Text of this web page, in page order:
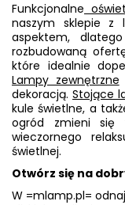
Funkcjonalne
naszym sklepie z
aspektem,
rozbudowaną
które idealnie
Lampy zewnętrzne
dekoracją. Stojące
kule świetlne, a
ogród zmieni się
wieczornego
świetlnej.
Otwórz się na
W =mlamp.pl=